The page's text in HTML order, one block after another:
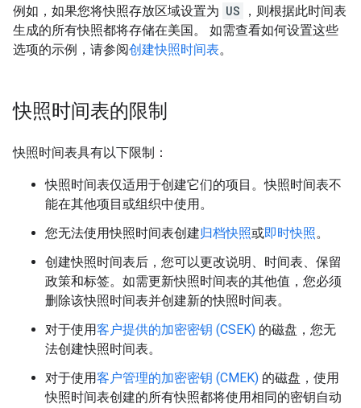
例如，如果您将快照存放区域设置为 US
，则根据此时间表
生成的所有快照都将存储在美国。 如需查看如何设置这些
选项的示例，请参阅创建快照时间表。
快照时间表的限制
快照时间表具有以下限制：
快照时间表仅适用于创建它们的项目。快照时间表不
能在其他项目或组织中使用。
您无法使用快照时间表创建归档快照或即时快照。
创建快照时间表后，您可以更改说明、时间表、保留
政策和标签。如需更新快照时间表的其他值，您必须
删除该快照时间表并创建新的快照时间表。
对于使用客户提供的加密密钥 (CSEK) 的磁盘，您无
法创建快照时间表。
对于使用客户管理的加密密钥 (CMEK) 的磁盘，使用
快照时间表创建的所有快照都将使用相同的密钥自动